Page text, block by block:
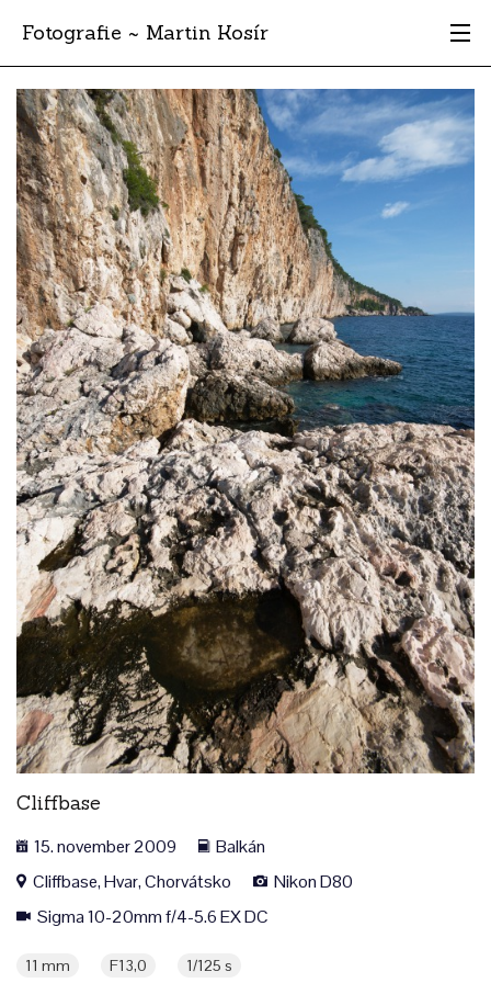
Fotografie ~ Martin Kosír
Moje obľúbené
Albumy
Miesta
Archív
Vyhľadávanie
Cliffbase
15. november 2009
Balkán
Cliffbase, Hvar, Chorvátsko
Nikon D80
Sigma 10-20mm f/4-5.6 EX DC
11 mm F13,0 1/125 s